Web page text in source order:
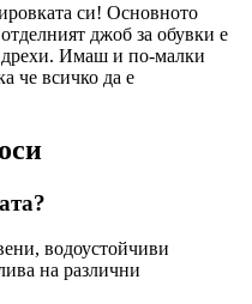
си! Основното
джоб за обувки е
дрехи. Имаш и по-малки
че всичко да е
водоустойчиви
на различни